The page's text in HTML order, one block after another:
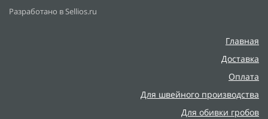
Разработано в Sellios.ru
Главная
Доставка
Оплата
Для швейного производства
Для обивки гробов